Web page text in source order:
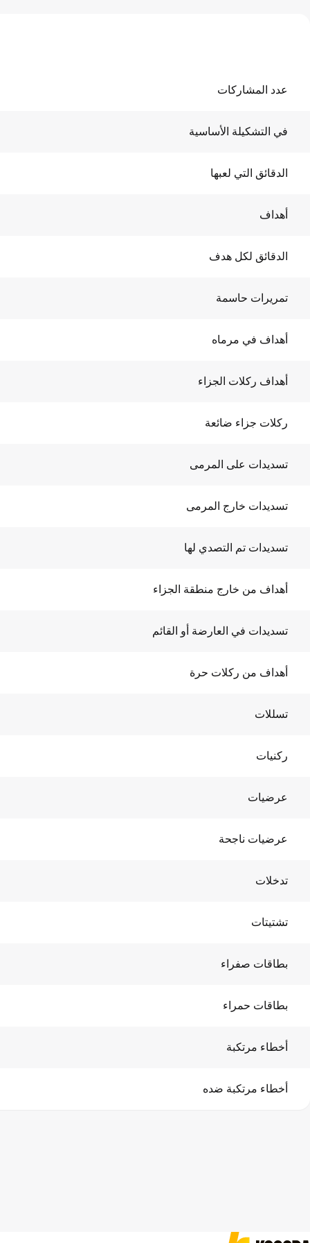
عدد المشاركات
في التشكيلة الأساسية
الدقائق التي لعبها
أهداف
الدقائق لكل هدف
تمريرات حاسمة
أهداف في مرماه
أهداف ركلات الجزاء
ركلات جزاء ضائعة
تسديدات على المرمى
تسديدات خارج المرمى
تسديدات تم التصدي لها
أهداف من خارج منطقة الجزاء
تسديدات في العارضة أو القائم
أهداف من ركلات حرة
تسللات
ركنيات
عرضيات
عرضيات ناجحة
تدخلات
تشتيتات
بطاقات صفراء
بطاقات حمراء
أخطاء مرتكبة
أخطاء مرتكبة ضده